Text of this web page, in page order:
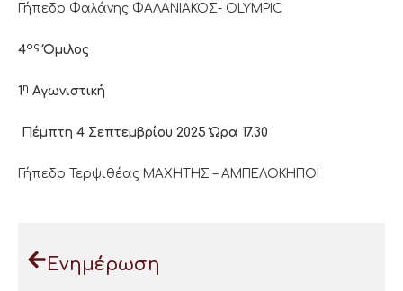
Γήπεδο Φαλάνης ΦΑΛΑΝΙΑΚΟΣ- OLYMPIC
4ος Όμιλος
1 η Αγωνιστική
Πέμπτη 4 Σεπτεμβρίου 2025 Ώρα 17.30
Γήπεδο Τερψιθέας ΜΑΧΗΤΗΣ – ΑΜΠΕΛΟΚΗΠΟΙ
Ενημέρωση